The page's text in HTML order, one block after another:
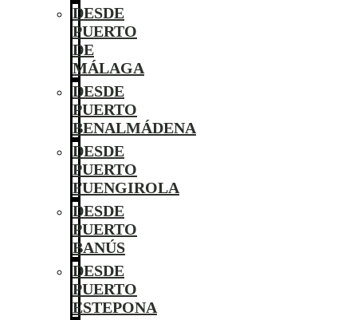
DESDE
PUERTO
DE
MÁLAGA
DESDE
PUERTO
BENALMÁDENA
DESDE
PUERTO
FUENGIROLA
DESDE
PUERTO
BANÚS
DESDE
PUERTO
ESTEPONA